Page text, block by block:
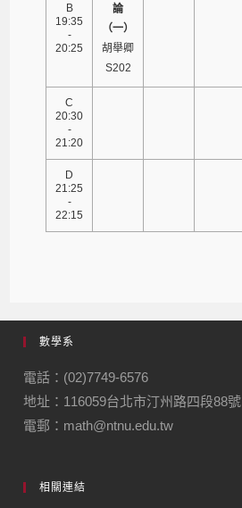
B
19:35
-
20:25
論
（一）
胡舉卿
S202
C
20:30
-
21:20
D
21:25
-
22:15
數學系
電話：(02)7749-6576
地址：116059台北市汀州路四段88號
電郵：math@ntnu.edu.tw
相關連結